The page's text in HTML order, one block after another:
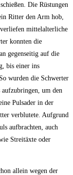
Die Rüstungen
Ritter den Arm hob,
mittelalterliche
konnten die
gegenseitig auf die
bis einer ins
wurden die Schwerter
um den
Pulsader in der
verblutete. Aufgrund
aufbrachten, auch
Streitäxte oder
allein wegen der